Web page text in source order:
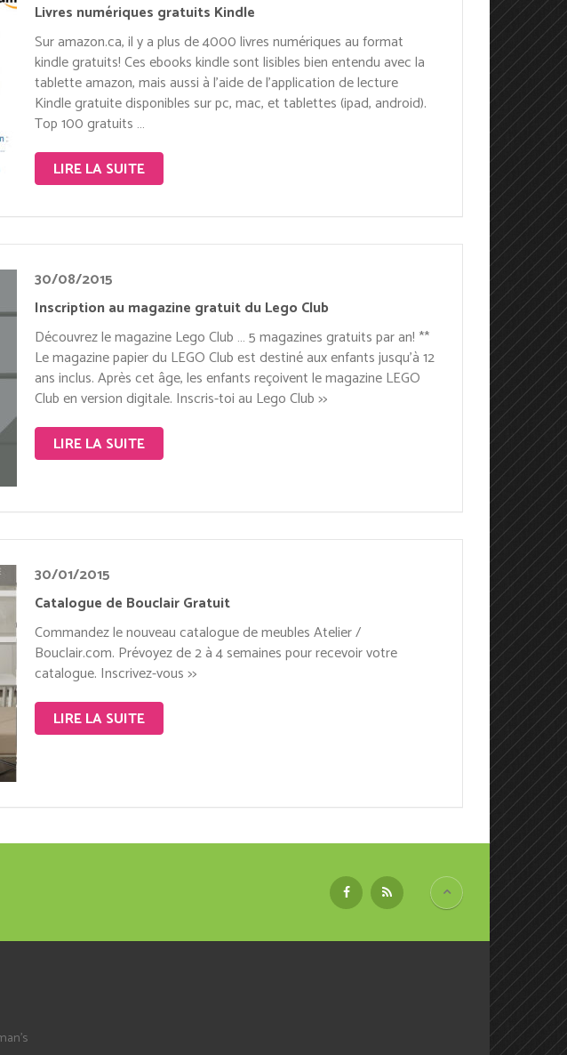
Livres numériques gratuits Kindle
Sur amazon.ca, il y a plus de 4000 livres numériques au format
kindle gratuits! Ces ebooks kindle sont lisibles bien entendu avec la
tablette amazon, mais aussi à l’aide de l’application de lecture
Kindle gratuite disponibles sur pc, mac, et tablettes (ipad, android).
Top 100 gratuits …
LIRE LA SUITE
30/08/2015
Inscription au magazine gratuit du Lego Club
Découvrez le magazine Lego Club … 5 magazines gratuits par an! **
Le magazine papier du LEGO Club est destiné aux enfants jusqu’à 12
ans inclus. Après cet âge, les enfants reçoivent le magazine LEGO
Club en version digitale. Inscris-toi au Lego Club >>
LIRE LA SUITE
30/01/2015
Catalogue de Bouclair Gratuit
Commandez le nouveau catalogue de meubles Atelier /
Bouclair.com. Prévoyez de 2 à 4 semaines pour recevoir votre
catalogue. Inscrivez-vous >>
LIRE LA SUITE